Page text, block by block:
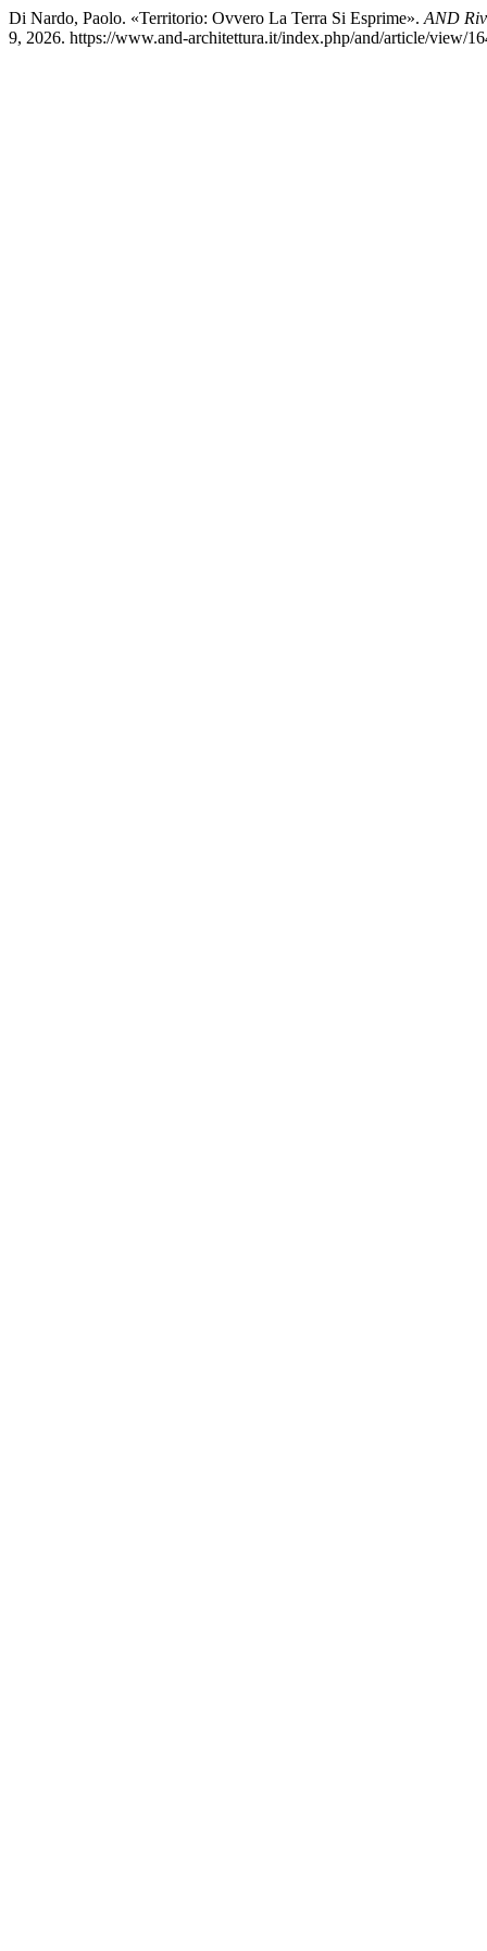
Di Nardo, Paolo. «Territorio: Ovvero La Terra Si Esprime». AND
9, 2026. https://www.and-architettura.it/index.php/and/article/view/